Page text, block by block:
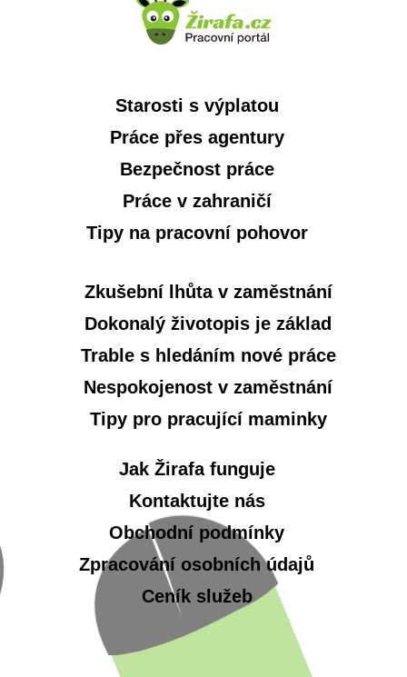
Starosti s výplatou
Práce přes agentury
Bezpečnost práce
Práce v zahraničí
Tipy na pracovní pohovor
Zkušební lhůta v zaměstnání
Dokonalý životopis je základ
Trable s hledáním nové práce
Nespokojenost v zaměstnání
Tipy pro pracující maminky
Jak Žirafa funguje
Kontaktujte nás
Obchodní podmínky
Zpracování osobních údajů
Ceník služeb